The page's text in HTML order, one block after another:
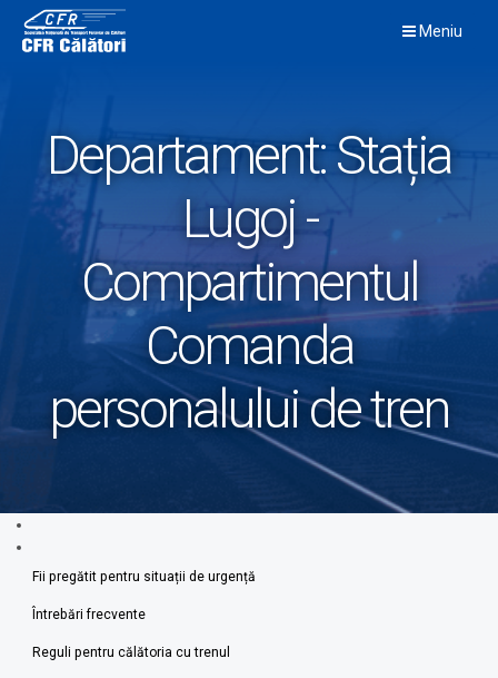
content
Meniu
Departament:Stația
Lugoj -
Compartimentul
Comanda
personalului de tren
Fii pregătit pentru situații de urgență
Întrebări frecvente
Reguli pentru călătoria cu trenul